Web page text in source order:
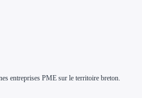
entreprises PME sur le territoire breton.